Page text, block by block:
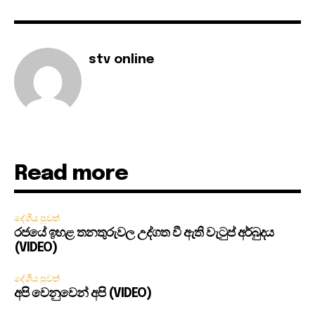
stv online
Read more
දේශීය පුවත්
රජයේ ඉහළ තනතුරුවල උද්ගත වී ඇති වැටුප් අර්බුදය
(VIDEO)
දේශීය පුවත්
අපි වෙනුවෙන් අපි (VIDEO)